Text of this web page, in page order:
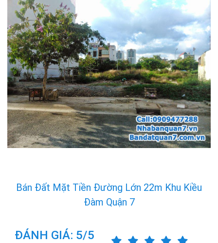
Bán Đất Mặt Tiền Đường Lớn 22m Khu Kiều
Đàm Quận 7
ĐÁNH GIÁ: 5/5